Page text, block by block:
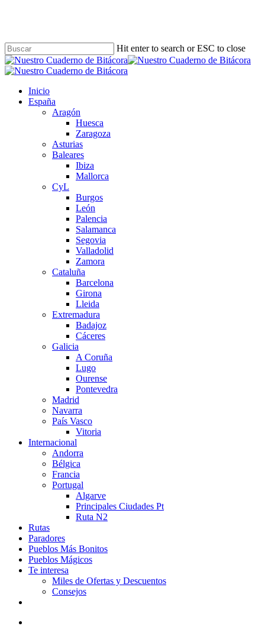
content
Hit enter to search or ESC to close
Close
Search
Buscar
Menu
Inicio
España
Aragón
Huesca
Zaragoza
Asturias
Baleares
Ibiza
Mallorca
CyL
Burgos
León
Palencia
Salamanca
Segovia
Valladolid
Zamora
Cataluña
Barcelona
Girona
Lleida
Extremadura
Badajoz
Cáceres
Galicia
A Coruña
Lugo
Ourense
Pontevedra
Madrid
Navarra
País Vasco
Vitoria
Internacional
Andorra
Bélgica
Francia
Portugal
Algarve
Principales Ciudades Pt
Ruta N2
Rutas
Paradores
Pueblos Más Bonitos
Pueblos Mágicos
Te interesa
Miles de Ofertas y Descuentos
Consejos